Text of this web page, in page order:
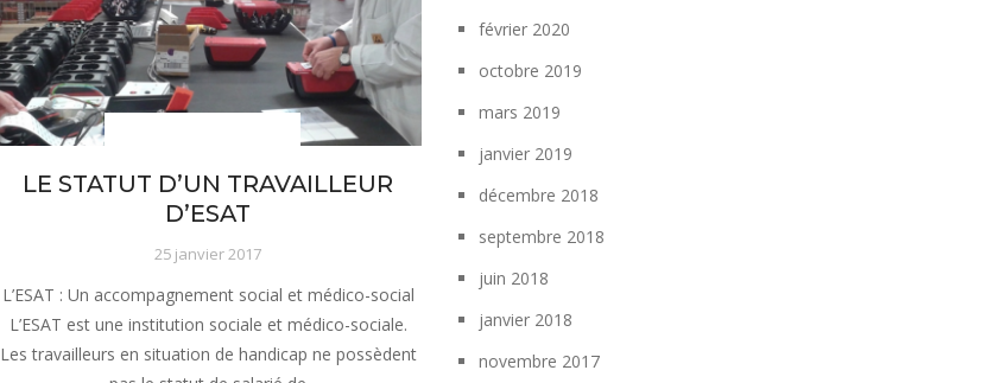
LE STATUT D’UN TRAVAILLEUR
D’ESAT
25 janvier 2017
L’ESAT : Un accompagnement social et médico-social
L’ESAT est une institution sociale et médico-sociale.
Les travailleurs en situation de handicap ne possèdent
février 2020
octobre 2019
mars 2019
janvier 2019
décembre 2018
septembre 2018
juin 2018
janvier 2018
novembre 2017